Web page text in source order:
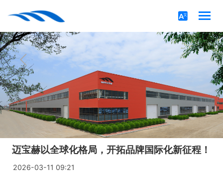
迈宝赫以全球化格局，开拓品牌国际化新征程！
2026-03-11 09:21